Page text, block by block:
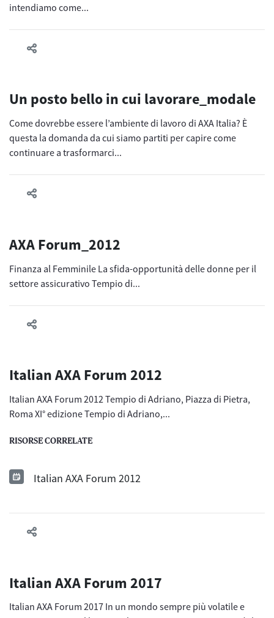
intendiamo come...
Un posto bello in cui lavorare_modale
Come dovrebbe essere l’ambiente di lavoro di AXA Italia? È
questa la domanda da cui siamo partiti per capire come
continuare a trasformarci...
AXA Forum_2012
Finanza al Femminile La sfida-opportunità delle donne per il
settore assicurativo Tempio di...
Italian AXA Forum 2012
Italian AXA Forum 2012 Tempio di Adriano, Piazza di Pietra,
Roma XI° edizione Tempio di Adriano,...
RISORSE CORRELATE
Italian AXA Forum 2012
Italian AXA Forum 2017
Italian AXA Forum 2017 In un mondo sempre più volatile e